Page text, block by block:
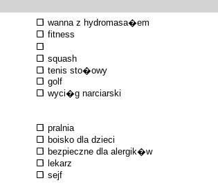
wanna z hydromasa�em
fitness
squash
tenis sto�owy
golf
wyci�g narciarski
pralnia
boisko dla dzieci
bezpieczne dla alergik�w
lekarz
sejf